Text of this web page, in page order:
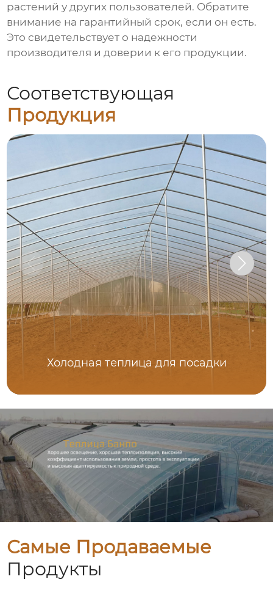
растений у других пользователей. Обратите
внимание на гарантийный срок, если он есть.
Это свидетельствует о надежности
производителя и доверии к его продукции.
Соответствующая
Продукция
Холодная теплица для посадки
Самые Продаваемые
Продукты